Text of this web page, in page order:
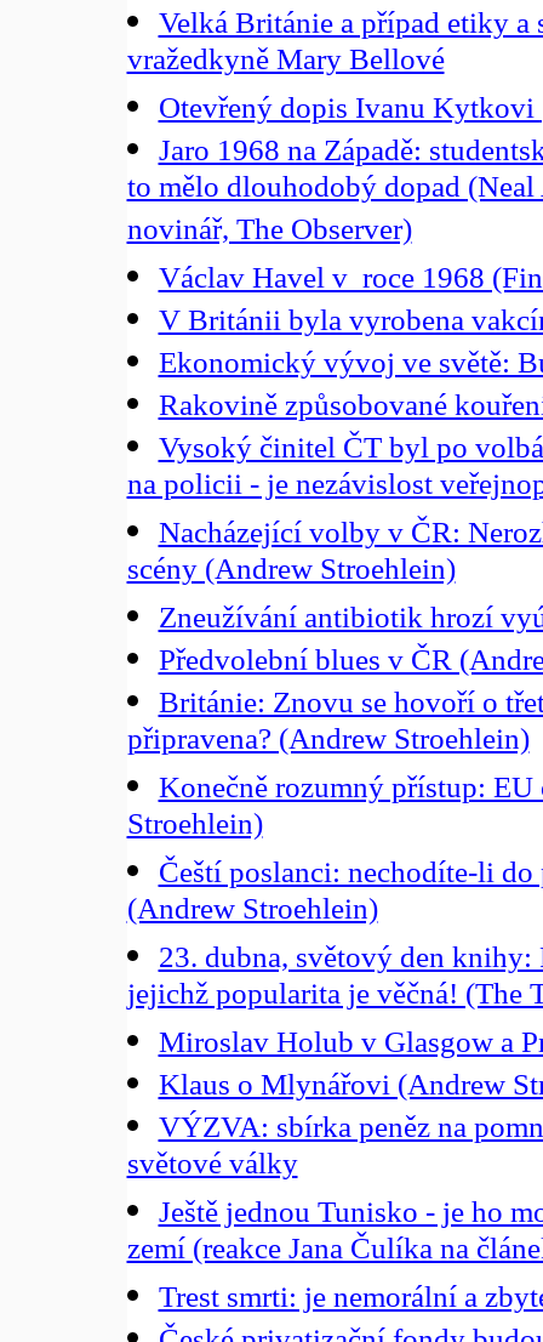
Velká Británie a případ etiky a
vražedkyně Mary Bellové
Otevřený dopis Ivanu Kytkovi
Jaro 1968 na Západě:
to mělo dlouhodobý dopad
novinář, The Observer)
Václav Havel v roce 1968
V Británii byla vyrobena
Ekonomický vývoj ve světě:
Rakovině způsobované
Vysoký činitel ČT byl po
na policii - je nezávislost
Nacházející volby v ČR:
scény (Andrew Stroehlein)
Zneužívání antibiotik hrozí
Předvolební blues v ČR
Británie: Znovu se hovoří o
připravena? (Andrew Stroehlein)
Konečně rozumný přístup:
Stroehlein)
Čeští poslanci: nechodíte-li do
(Andrew Stroehlein)
23. dubna, světový den
jejichž popularita je věčná! (The
Miroslav Holub v Glasgow a
Klaus o Mlynářovi (Andrew
VÝZVA: sbírka peněz na
světové války
Ještě jednou Tunisko - je ho
zemí (reakce Jana Čulíka na
Trest smrti: je nemorální a